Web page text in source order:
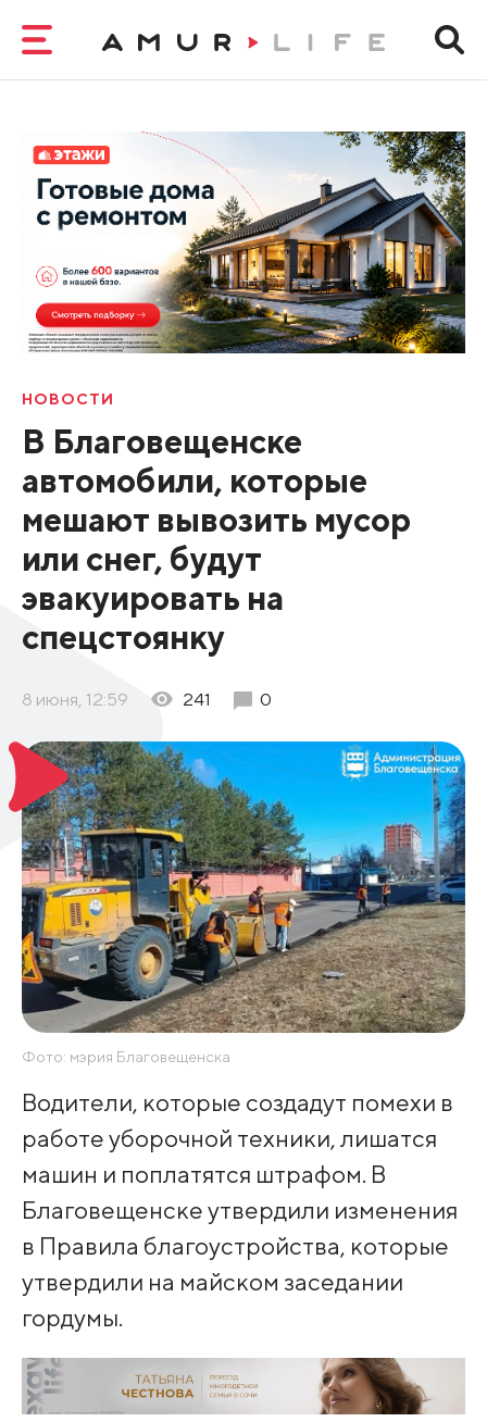
НОВОСТИ
В Благовещенске
автомобили, которые
мешают вывозить мусор
или снег, будут
эвакуировать на
спецстоянку
8 июня, 12:59 241 0
Фото: мэрия Благовещенска
Водители, которые создадут помехи в
работе уборочной техники, лишатся
машин и поплатятся штрафом. В
Благовещенске утвердили изменения
в Правила благоустройства, которые
утвердили на майском заседании
гордумы.